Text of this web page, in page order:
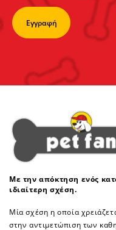
Με την απόκτηση ενός
ιδιαίτερη σχέση.
Μία σχέση η οποία
στην αντιμετώπιση των